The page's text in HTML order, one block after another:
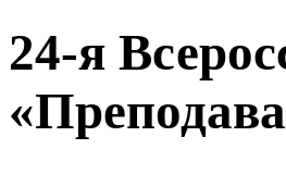
24-я